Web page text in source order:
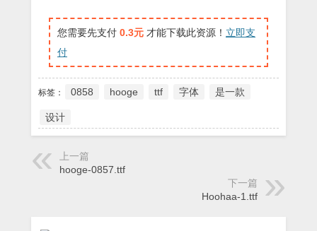
您需要先支付 0.3元 才能下载此资源！ 立即支
付
标签： 0858 hooge ttf 字体 是一款
设计
上一篇
hooge-0857.ttf
下一篇
Hoohaa-1.ttf